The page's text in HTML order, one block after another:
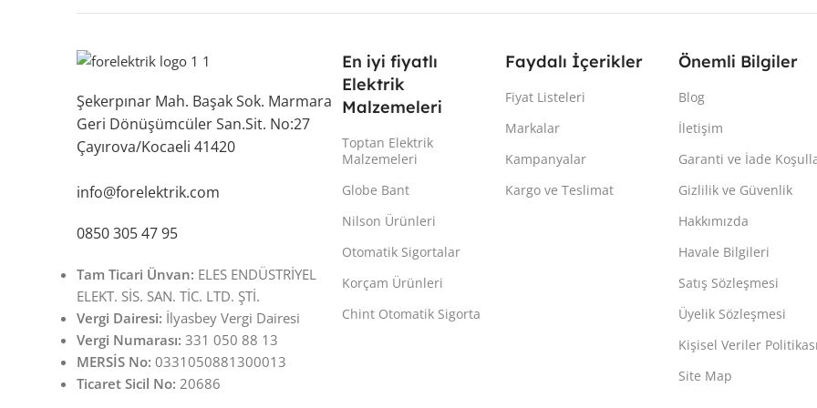
Şekerpınar Mah. Başak Sok. Marmara
Geri Dönüşümcüler San.Sit. No:27
Çayırova/Kocaeli 41420
info@forelektrik.com
0850 305 47 95
Tam Ticari Ünvan: ELES ENDÜSTRİYEL
ELEKT. SİS. SAN. TİC. LTD. ŞTİ.
Vergi Dairesi: İlyasbey Vergi Dairesi
Vergi Numarası: 331 050 88 13
MERSİS No: 0331050881300013
Ticaret Sicil No: 20686
En iyi fiyatlı
Elektrik
Malzemeleri
Toptan Elektrik
Malzemeleri
Globe Bant
Nilson Ürünleri
Otomatik Sigortalar
Korçam Ürünleri
Chint Otomatik Sigorta
Faydalı İçerikler
Fiyat Listeleri
Markalar
Kampanyalar
Kargo ve Teslimat
Önemli Bilgiler
Blog
İletişim
Garanti ve İade
Gizlilik ve Güvenlik
Hakkımızda
Havale Bilgileri
Satış Sözleşmesi
Üyelik Sözleşmesi
Kişisel Veriler
Site Map